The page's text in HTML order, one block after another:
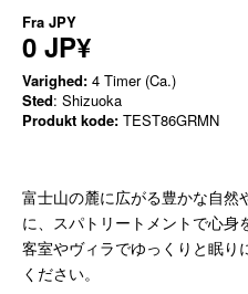
Fra JPY
0 JP¥
Varighed: 4 Timer (Ca.)
Sted: Shizuoka
Produkt kode: TEST86GRMN
富士山の麓に広がる豊かな自然
に、スパトリートメントで心身
客室やヴィラでゆっくりと眠り
ください。